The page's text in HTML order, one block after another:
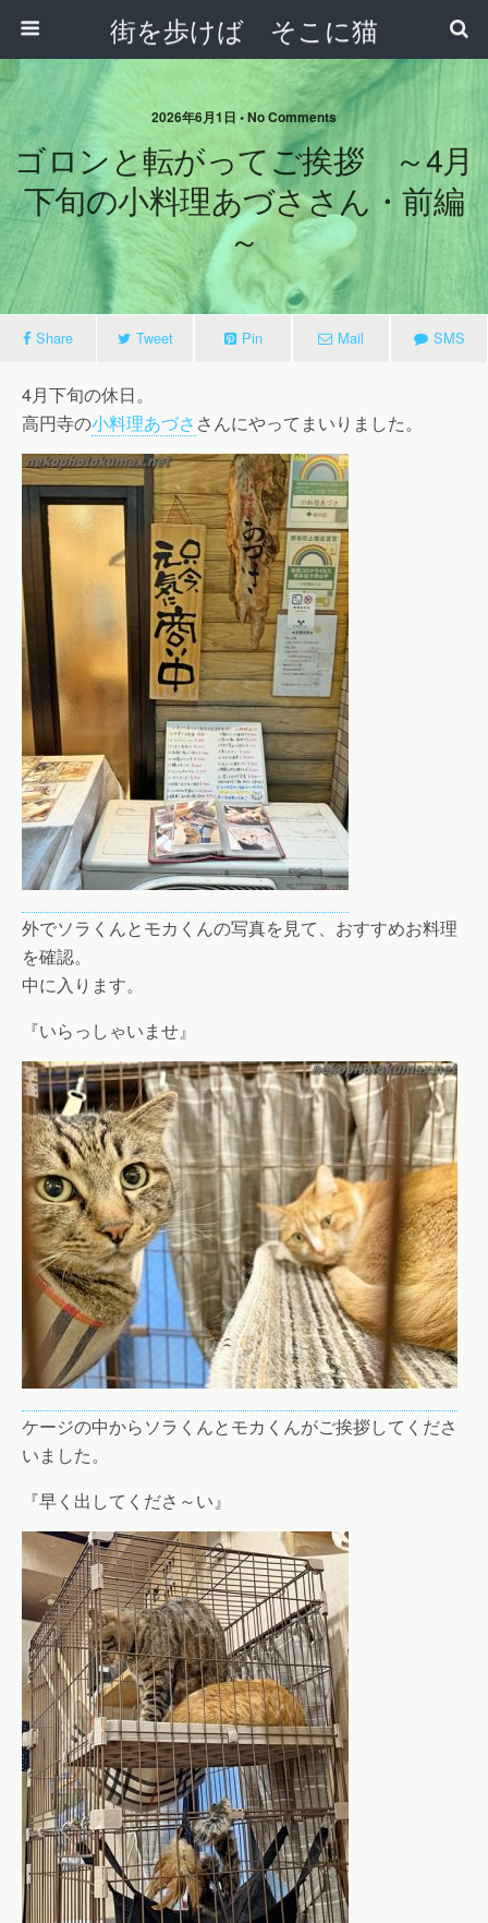
街を歩けば そこに猫
2026年6月1日 • No Comments
ゴロンと転がってご挨拶 ～4月
下旬の小料理あづささん・前編
～
Share Tweet Pin Mail SMS
4月下旬の休日。
高円寺の小料理あづさ さんにやってまいりました。
外でソラくんとモカくんの写真を見て、おすすめお料理
を確認。
中に入ります。
『いらっしゃいませ』
ケージの中からソラくんとモカくんがご挨拶してくださ
いました。
『早く出してくださ～い』